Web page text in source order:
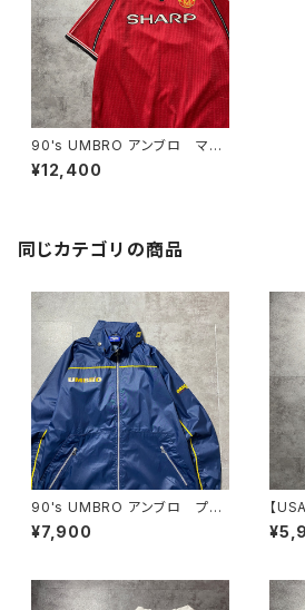
90's UMBRO アンブロ マン
チェスターユナイテッド イング
ランドプレミアリーグ ハーフジ
¥12,400
同じカテゴリの商品
90's UMBRO アンブロ プリ
ント ミドル丈 フード格納
ネイビー ナイロンジャケット
¥7,900
【
ロ
イズ